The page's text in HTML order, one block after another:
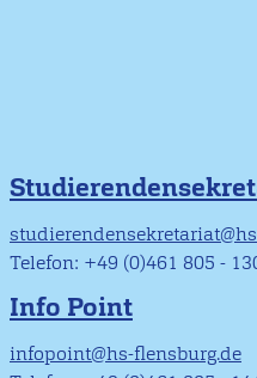
Telefon: +49 (0)461 805 -
Info Point
infopoint@hs-flensburg.de